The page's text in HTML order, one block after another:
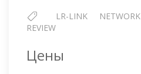
LR-LINK NETWORK
REVIEW
Цены